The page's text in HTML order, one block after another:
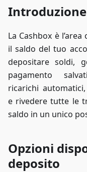
Introduzione
La Cashbox è
il saldo del tuo
depositare soldi,
pagamento
ricarichi
e rivedere tutte le
saldo in un unico
Opzioni
deposito